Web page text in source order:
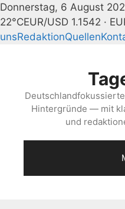
Donnerstag, 6 August
22°CEUR/USD 1.1542 ·
unsRedaktionQuellen
Hintergründe — mit
und